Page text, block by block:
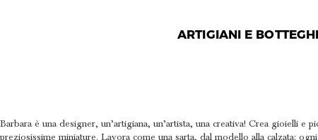
ARTIGIANI E
Barbara è una designer, un’artigiana, un’artista, una creativa! Crea gioielli
preziosissime miniature. Lavora come una sarta, dal modello alla calzata: